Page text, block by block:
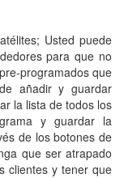
Usted puede
para que no
programados que
añadir y guardar
la lista de todos los
y guardar la
de los botones de
que ser atrapado
clientes y tener que